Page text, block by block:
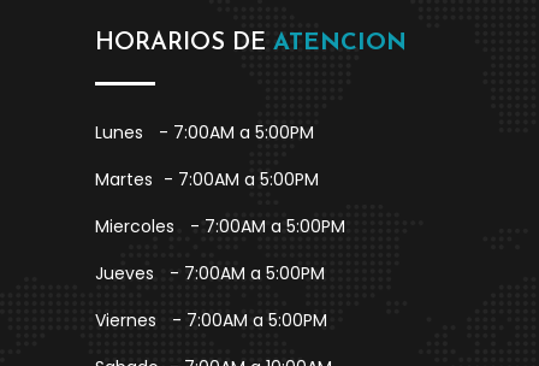
HORARIOS DE ATENCION
Lunes
- 7:00AM a 5:00PM
Martes - 7:00AM a 5:00PM
Miercoles
- 7:00AM a 5:00PM
Jueves
- 7:00AM a 5:00PM
Viernes
- 7:00AM a 5:00PM